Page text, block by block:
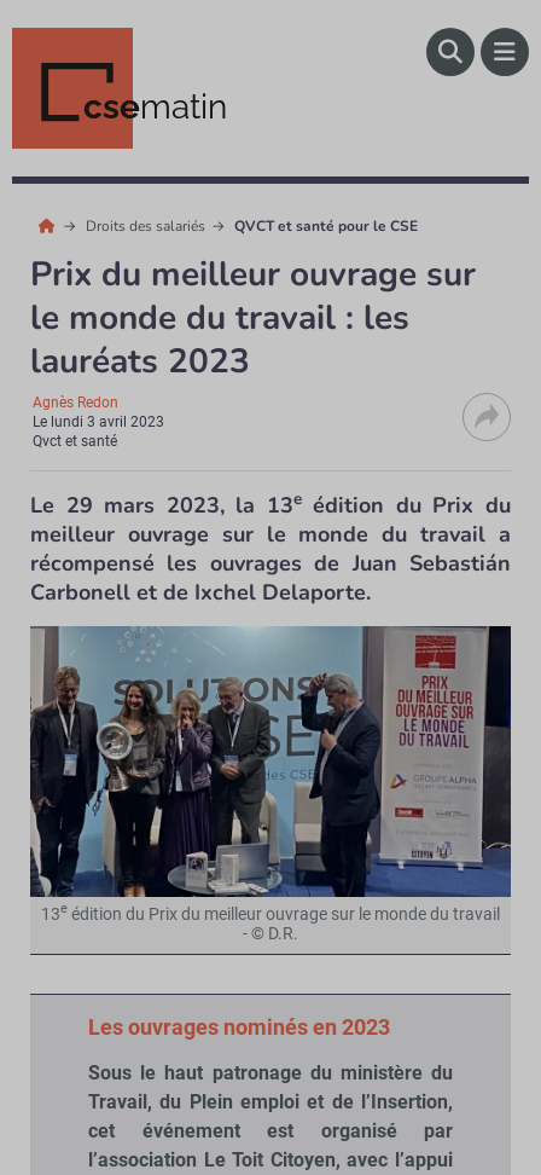
csematin
Droits des salariés QVCT et santé pour le CSE
Prix du meilleur ouvrage sur
le monde du travail : les
lauréats 2023
Agnès Redon
Le lundi 3 avril 2023
Qvct et santé
Le 29 mars 2023, la 13eédition du Prix du
meilleur ouvrage sur le monde du travail a
récompensé les ouvrages de Juan Sebastián
Carbonell et de Ixchel Delaporte.
13e édition du Prix du meilleur ouvrage sur le monde du travail
- © D.R.
Les ouvrages nominés en 2023
Sous le haut patronage du ministère du
Travail, du Plein emploi et de l’Insertion,
cet événement est organisé par
l’association Le Toit Citoyen, avec l’appui